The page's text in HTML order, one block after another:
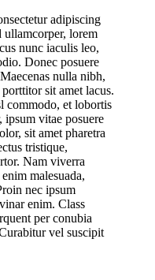
adipiscing
ullamcorper, lorem
nunc iaculis leo,
Donec posuere
nulla nibh,
sit amet lacus.
commodo, et lobortis
vitae posuere
sit amet pharetra
tristique,
Nam viverra
malesuada,
nec ipsum
enim. Class
per conubia
vel suscipit